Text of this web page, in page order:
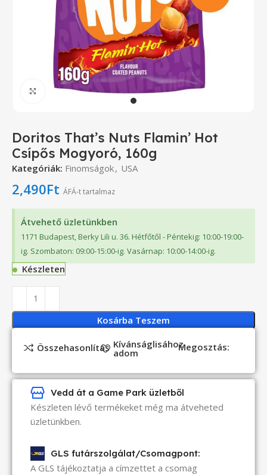
Click to enlarge
Doritos That’s Nuts Flamin’ Hot
Csípős Mogyoró, 160g
Kategóriák: Finomságok, USA
2,490Ft ÁFÁ-t tartalmaz
Átvehető üzletünkben
1171 Budapest, Berky Lili u. 36. Hétfőtől - Péntekig: 10:00-19:00-
ig. Szombaton: 09:00-15:00-ig. Vasárnap: 10:00-14:00-ig.
Készleten
Kosárba Teszem
Összehasonlítás Kívánságlisához
adom Megosztás:
Vedd át a Game Park üzletből
Készleten lévő termékeket még ma átveheted
üzletünkben.
GLS futárszolgálat/Csomagpont:
A GLS tájékoztatja a címzettet a csomag